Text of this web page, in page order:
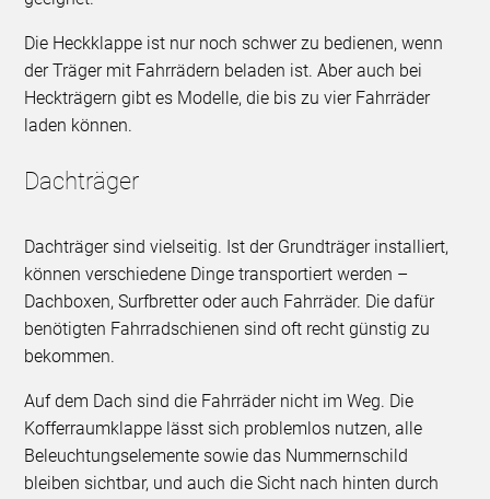
Die Heckklappe ist nur noch schwer zu bedienen, wenn
der Träger mit Fahrrädern beladen ist. Aber auch bei
Heckträgern gibt es Modelle, die bis zu vier Fahrräder
laden können.
Dachträger
Dachträger sind vielseitig. Ist der Grundträger installiert,
können verschiedene Dinge transportiert werden –
Dachboxen, Surfbretter oder auch Fahrräder. Die dafür
benötigten Fahrradschienen sind oft recht günstig zu
bekommen.
Auf dem Dach sind die Fahrräder nicht im Weg. Die
Kofferraumklappe lässt sich problemlos nutzen, alle
Beleuchtungselemente sowie das Nummernschild
bleiben sichtbar, und auch die Sicht nach hinten durch